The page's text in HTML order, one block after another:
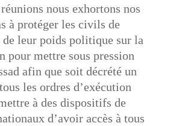
nous exhortons nos
à protéger les civils de
de leur poids politique sur la
pour mettre sous pression
afin que soit décrété un
les ordres d’exécution
à des dispositifs de
d’avoir accès à tous